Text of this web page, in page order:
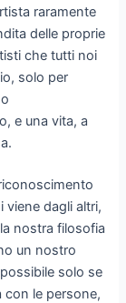
raramente
delle proprie
che tutti noi
solo per
e una vita, a
viene dagli altri,
nostra filosofia
un nostro
solo se
le persone,